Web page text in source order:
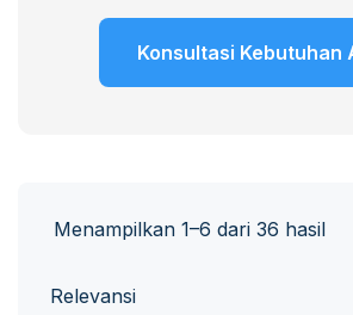
Konsultasi Kebutuhan
Menampilkan 1–6 dari 36 hasil